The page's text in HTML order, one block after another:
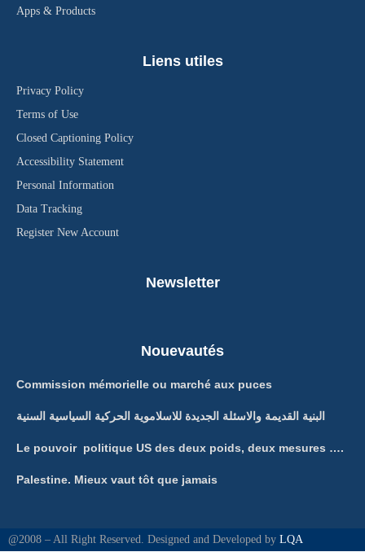
Apps & Products
Liens utiles
Privacy Policy
Terms of Use
Closed Captioning Policy
Accessibility Statement
Personal Information
Data Tracking
Register New Account
Newsletter
Nouevautés
Commission mémorielle ou marché aux puces
البنية القديمة والاسئلة الجديدة للاسلاموية الحركية السياسية السنية
Le pouvoir politique US des deux poids, deux mesures ….
Palestine. Mieux vaut tôt que jamais
@2008 – All Right Reserved. Designed and Developed by LQA